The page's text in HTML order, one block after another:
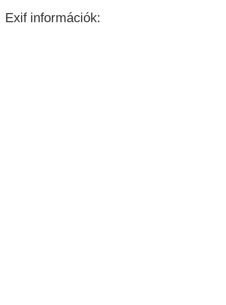
Exif információk: